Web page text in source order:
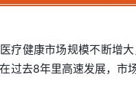
疗健康市场规模不断增
过去8年里高速发展，市